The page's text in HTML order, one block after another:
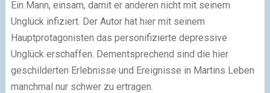
Ein Mann, einsam, damit er anderen nicht mit seinem
Unglück infiziert. Der Autor hat hier mit seinem
Hauptprotagonisten das personifizierte depressive
Unglück erschaffen. Dementsprechend sind die hier
geschilderten Erlebnisse und Ereignisse in Martins Leben
manchmal nur schwer zu ertragen.